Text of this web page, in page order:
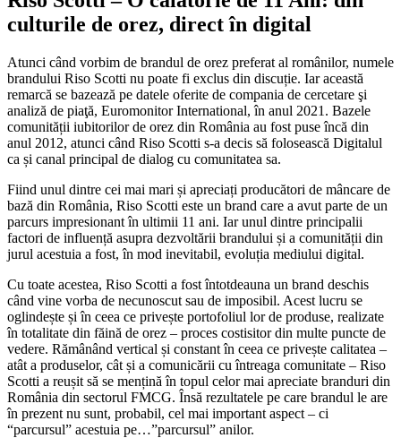
culturile de orez, direct în digital
Atunci când vorbim de brandul de orez preferat al românilor, numele
brandului Riso Scotti nu poate fi exclus din discuție. Iar această
remarcă se bazează pe datele oferite de compania de cercetare şi
analiză de piaţă, Euromonitor International, în anul 2021. Bazele
comunității iubitorilor de orez din România au fost puse încă din
anul 2012, atunci când Riso Scotti s-a decis să folosească Digitalul
ca și canal principal de dialog cu comunitatea sa.
Fiind unul dintre cei mai mari și apreciați producători de mâncare de
bază din România, Riso Scotti este un brand care a avut parte de un
parcurs impresionant în ultimii 11 ani. Iar unul dintre principalii
factori de influență asupra dezvoltării brandului și a comunității din
jurul acestuia a fost, în mod inevitabil, evoluția mediului digital.
Cu toate acestea, Riso Scotti a fost întotdeauna un brand deschis
când vine vorba de necunoscut sau de imposibil. Acest lucru se
oglindește și în ceea ce privește portofoliul lor de produse, realizate
în totalitate din făină de orez – proces costisitor din multe puncte de
vedere. Rămânând vertical și constant în ceea ce privește calitatea –
atât a produselor, cât și a comunicării cu întreaga comunitate – Riso
Scotti a reușit să se mențină în topul celor mai apreciate branduri din
România din sectorul FMCG. Însă rezultatele pe care brandul le are
în prezent nu sunt, probabil, cel mai important aspect – ci
“parcursul” acestuia pe…”parcursul” anilor.